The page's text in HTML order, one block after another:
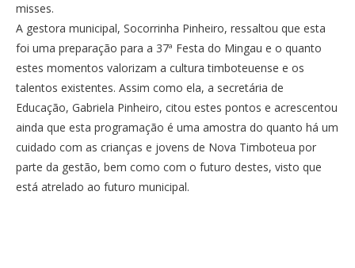
misses.
A gestora municipal, Socorrinha Pinheiro, ressaltou que esta
foi uma preparação para a 37ª Festa do Mingau e o quanto
estes momentos valorizam a cultura timboteuense e os
talentos existentes. Assim como ela, a secretária de
Educação, Gabriela Pinheiro, citou estes pontos e acrescentou
ainda que esta programação é uma amostra do quanto há um
cuidado com as crianças e jovens de Nova Timboteua por
parte da gestão, bem como com o futuro destes, visto que
está atrelado ao futuro municipal.